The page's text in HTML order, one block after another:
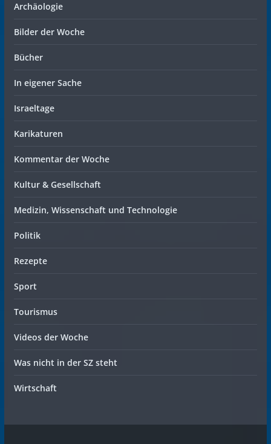
Archäologie
Bilder der Woche
Bücher
In eigener Sache
Israeltage
Karikaturen
Kommentar der Woche
Kultur & Gesellschaft
Medizin, Wissenschaft und Technologie
Politik
Rezepte
Sport
Tourismus
Videos der Woche
Was nicht in der SZ steht
Wirtschaft